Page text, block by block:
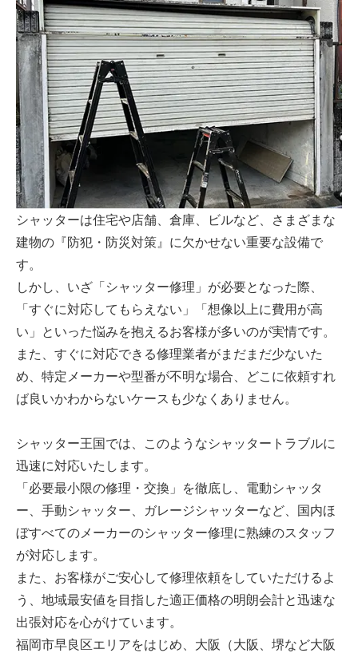
シャッターは住宅や店舗、倉庫、ビルなど、さまざまな
建物の『防犯・防災対策』に欠かせない重要な設備で
す。
しかし、いざ「シャッター修理」が必要となった際、
「すぐに対応してもらえない」「想像以上に費用が高
い」といった悩みを抱えるお客様が多いのが実情です。
また、すぐに対応できる修理業者がまだまだ少ないた
め、特定メーカーや型番が不明な場合、どこに依頼すれ
ば良いかわからないケースも少なくありません。
シャッター王国では、このようなシャッタートラブルに
迅速に対応いたします。
「必要最小限の修理・交換」を徹底し、電動シャッタ
ー、手動シャッター、ガレージシャッターなど、国内ほ
ぼすべてのメーカーのシャッター修理に熟練のスタッフ
が対応します。
また、お客様がご安心して修理依頼をしていただけるよ
う、地域最安値を目指した適正価格の明朗会計と迅速な
出張対応を心がけています。
福岡市早良区エリアをはじめ、大阪（大阪、堺など大阪